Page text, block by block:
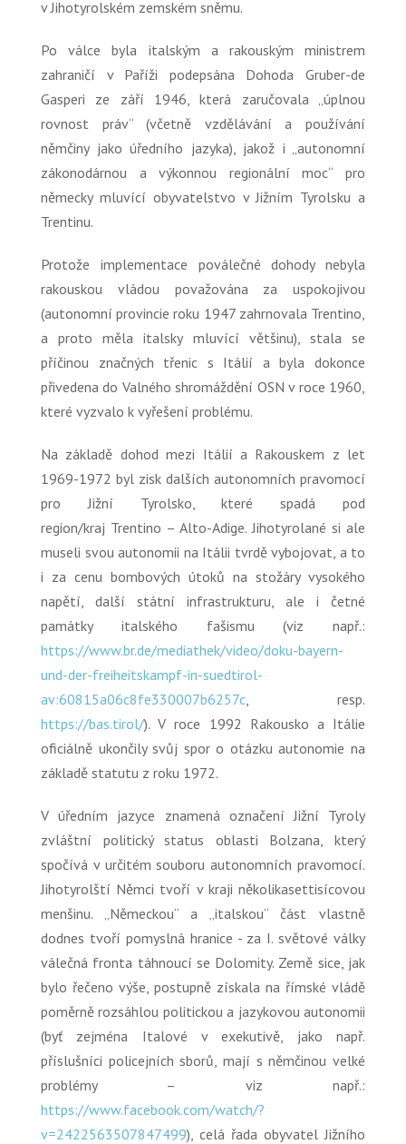
v Jihotyrolském zemském sněmu.
Po válce byla italským a rakouským ministrem
zahraničí v Paříži podepsána Dohoda Gruber-de
Gasperi ze září 1946, která zaručovala „úplnou
rovnost práv“ (včetně vzdělávání a používání
němčiny jako úředního jazyka), jakož i „autonomní
zákonodárnou a výkonnou regionální moc“ pro
německy mluvící obyvatelstvo v Jižním Tyrolsku a
Trentinu.
Protože implementace poválečné dohody nebyla
rakouskou vládou považována za uspokojivou
(autonomní provincie roku 1947 zahrnovala Trentino,
a proto měla italsky mluvící většinu), stala se
příčinou značných třenic s Itálií a byla dokonce
přivedena do Valného shromáždění OSN v roce 1960,
které vyzvalo k vyřešení problému.
Na základě dohod mezi Itálií a Rakouskem z let
1969-1972 byl zisk dalších autonomních pravomocí
pro Jižní Tyrolsko, které spadá pod
region/kraj Trentino – Alto-Adige. Jihotyrolané si ale
museli svou autonomii na Itálii tvrdě vybojovat, a to
i za cenu bombových útoků na stožáry vysokého
napětí, další státní infrastrukturu, ale i četné
památky italského fašismu (viz např.:
https://www.br.de/mediathek/video/doku-bayern-
und-der-freiheitskampf-in-suedtirol-
av:60815a06c8fe330007b6257c, resp.
https://bas.tirol/). V roce 1992 Rakousko a Itálie
oficiálně ukončily svůj spor o otázku autonomie na
základě statutu z roku 1972.
V úředním jazyce znamená označení Jižní Tyroly
zvláštní politický status oblasti Bolzana, který
spočívá v určitém souboru autonomních pravomocí.
Jihotyrolští Němci tvoří v kraji několikasettisícovou
menšinu. „Německou“a „italskou“část vlastně
dodnes tvoří pomyslná hranice - za I. světové války
válečná fronta táhnoucí se Dolomity. Země sice, jak
bylo řečeno výše, postupně získala na římské vládě
poměrně rozsáhlou politickou a jazykovou autonomii
(byť zejména Italové v exekutivě, jako např.
příslušníci policejních sborů, mají s němčinou velké
problémy – viz např.:
https://www.facebook.com/watch/?
v=2422563507847499), celá řada obyvatel Jižního